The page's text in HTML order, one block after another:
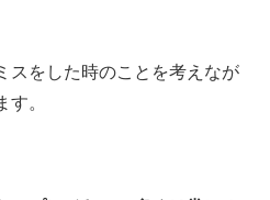
スをした時のことを考えなが
。